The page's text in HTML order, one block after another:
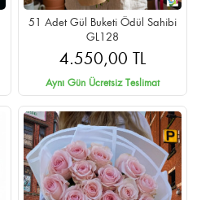
51 Adet Gül Buketi Ödül Sahibi
GL128
4.550,00 TL
Aynı Gün Ücretsiz Teslimat